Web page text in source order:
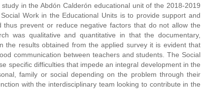
in the Abdón Calderón educational unit of the 2018-2019
Work in the Educational Units is to provide support and
prevent or reduce negative factors that do not allow the
was qualitative and quantitative in that the documentary,
the results obtained from the applied survey it is evident that
communication between teachers and students. The Social
specific difficulties that impede an integral development in the
family or social depending on the problem through their
with the interdisciplinary team looking to contribute in the